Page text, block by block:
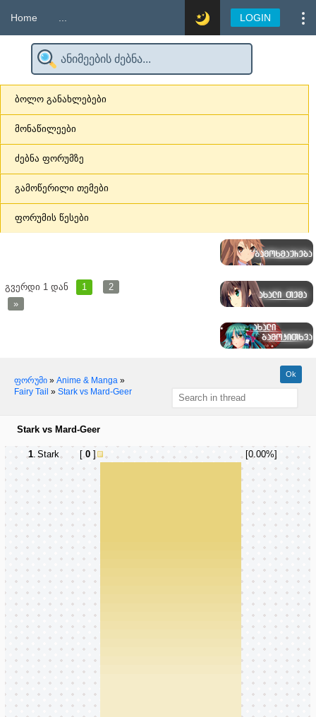
Home LOGIN
ბოლო განახლებები
მონაწილეები
ძებნა ფორუმზე
გამოწერილი თემები
ფორუმის წესები
გვერდი 1 დან 1
2
»
ფორუმი » Anime & Manga »
Fairy Tail » Stark vs Mard-Geer
Stark vs Mard-Geer
1. Stark [0 ] [0.00%]